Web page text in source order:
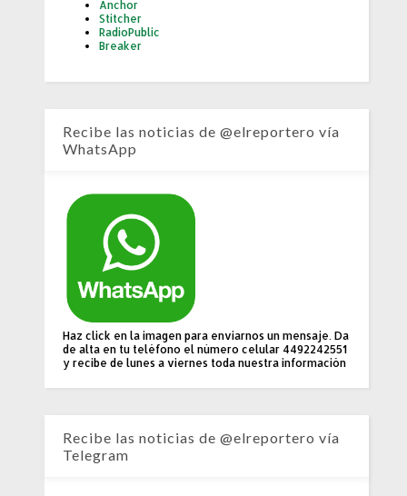
Anchor
Stitcher
RadioPublic
Breaker
Recibe las noticias de @elreportero vía
WhatsApp
Haz click en la imagen para enviarnos un mensaje. Da
de alta en tu teléfono el número celular 4492242551
y recibe de lunes a viernes toda nuestra información
Recibe las noticias de @elreportero vía
Telegram